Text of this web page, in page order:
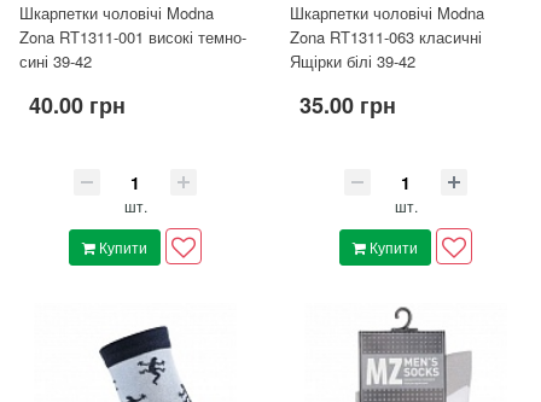
Шкарпетки чоловічі Modna
Zona RT1311-001 високі темно-
сині 39-42
40.00 грн
шт.
Купити
Шкарпетки чоловічі Modna
Zona RT1311-063 класичні
Ящірки білі 39-42
35.00 грн
шт.
Купити